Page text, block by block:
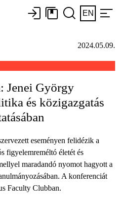
EN
2024.05.09.
Jenei György
és közigazgatás
eseményen felidézik a
figyelemreméltó életét és
maradandó nyomot hagyott a
A konferenciát
Faculty Clubban.